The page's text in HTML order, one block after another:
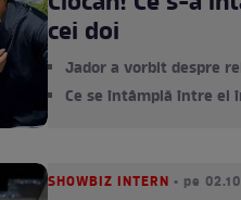
cei doi
Jador a vorbit despre
Ce se întâmplă între ei
SHOWBIZ INTERN • pe